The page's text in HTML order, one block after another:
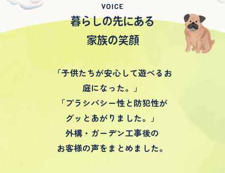
VOICE
暮らしの先にある
家族の笑顔
「子供たちが安心して遊べるお
庭になった。」
「プラシバシー性と防犯性が
グッとあがりました。」
外構・ガーデン工事後の
お客様の声をまとめました。